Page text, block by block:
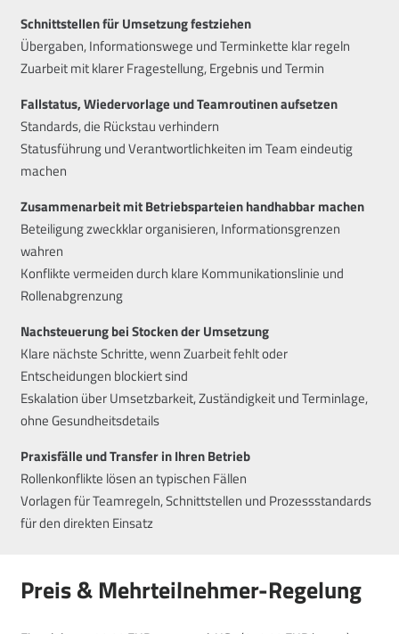
Schnittstellen für Umsetzung festziehen
Übergaben, Informationswege und Terminkette klar regeln
Zuarbeit mit klarer Fragestellung, Ergebnis und Termin
Fallstatus, Wiedervorlage und Teamroutinen aufsetzen
Standards, die Rückstau verhindern
Statusführung und Verantwortlichkeiten im Team eindeutig
machen
Zusammenarbeit mit Betriebsparteien handhabbar machen
Beteiligung zweckklar organisieren, Informationsgrenzen
wahren
Konflikte vermeiden durch klare Kommunikationslinie und
Rollenabgrenzung
Nachsteuerung bei Stocken der Umsetzung
Klare nächste Schritte, wenn Zuarbeit fehlt oder
Entscheidungen blockiert sind
Eskalation über Umsetzbarkeit, Zuständigkeit und Terminlage,
ohne Gesundheitsdetails
Praxisfälle und Transfer in Ihren Betrieb
Rollenkonflikte lösen an typischen Fällen
Vorlagen für Teamregeln, Schnittstellen und Prozessstandards
für den direkten Einsatz
Preis & Mehrteilnehmer-Regelung